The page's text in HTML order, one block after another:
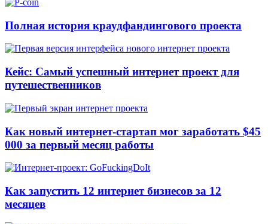
Полная история краудфандингового проекта
Кейс: Самый успешный интернет проект для
путешественников
Как новый интернет-стартап мог заработать $45
000 за первый месяц работы
Как запустить 12 интернет бизнесов за 12
месяцев